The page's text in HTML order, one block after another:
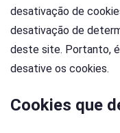
desativação de
desativação de
deste site. Portanto,
desative os cookies.
Cookies que